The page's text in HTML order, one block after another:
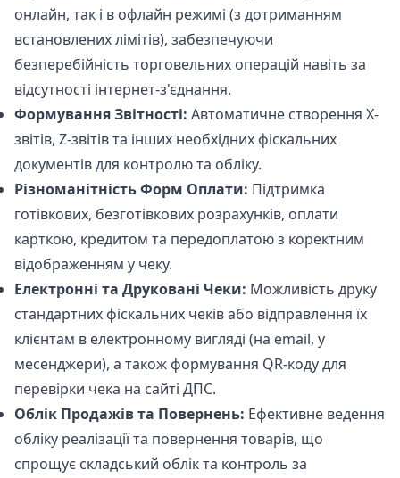
онлайн, так і в офлайн режимі (з дотриманням
встановлених лімітів), забезпечуючи
безперебійність торговельних операцій навіть за
відсутності інтернет-з'єднання.
Формування Звітності: Автоматичне створення X-
звітів, Z-звітів та інших необхідних фіскальних
документів для контролю та обліку.
Різноманітність Форм Оплати: Підтримка
готівкових, безготівкових розрахунків, оплати
карткою, кредитом та передоплатою з коректним
відображенням у чеку.
Електронні та Друковані Чеки: Можливість друку
стандартних фіскальних чеків або відправлення їх
клієнтам в електронному вигляді (на email, у
месенджери), а також формування QR-коду для
перевірки чека на сайті ДПС.
Облік Продажів та Повернень: Ефективне ведення
обліку реалізації та повернення товарів, що
спрощує складський облік та контроль за